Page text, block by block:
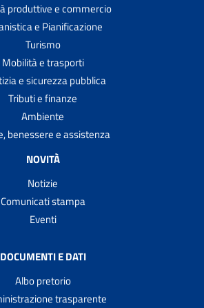
produttive e commercio
e Pianificazione
Turismo
Mobilità e trasporti
e sicurezza pubblica
Tributi e finanze
Ambiente
benessere e assistenza
NOVITÀ
Notizie
Comunicati stampa
Eventi
DOCUMENTI E DATI
Albo pretorio
trasparente